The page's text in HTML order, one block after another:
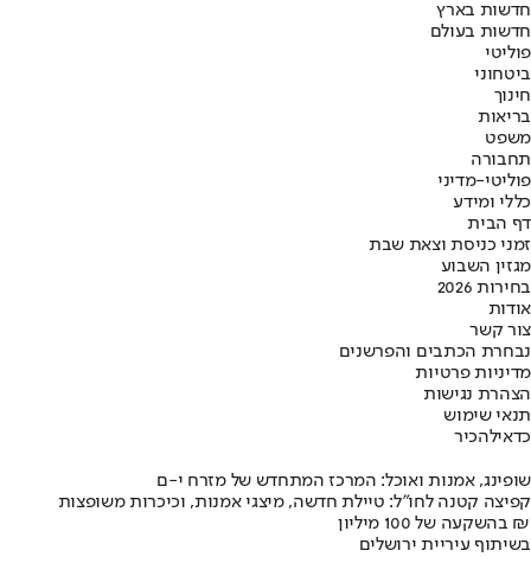
חדשות בארץ
חדשות בעולם
פוליטי
ביטחוני
חינוך
בריאות
משפט
תחבורה
פוליטי-מדיני
כללי ומידע
דף הבית
זמני כניסת וצאת שבת
מגזין השבוע
בחירות 2026
אודות
צור קשר
נבחרת הכתבים והפרשנים
מדיניות פרטיות
הצהרת נגישות
תנאי שימוש
כדאילהכיר
שופינג, אמנות ואוכל: המרכז המתחדש של מזרח י-ם
קפיצה קטנה לחו"ל: טיילת חדשה, מיצגי אמנות, וכיכרות משופצות
בהשקעה של 100 מיליון ₪
בשיתוף עיריית ירושלים